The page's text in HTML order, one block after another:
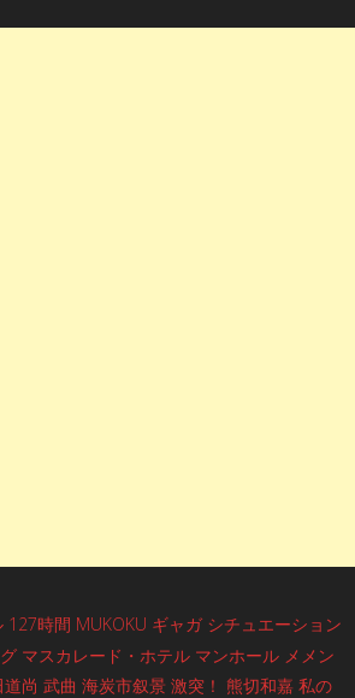
127時間 MUKOKU ギャガ シチュエーション
マスカレード・ホテル マンホール メメン
道尚 武曲 海炭市叙景 激突！ 熊切和嘉 私の